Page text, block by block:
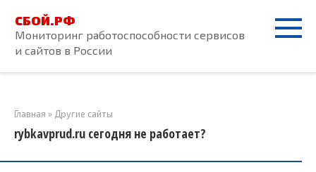
контенту
СБОЙ.РФ
Мониторинг работоспособности сервисов
и сайтов в России
Главная » Другие сайты
rybkavprud.ru сегодня не работает?